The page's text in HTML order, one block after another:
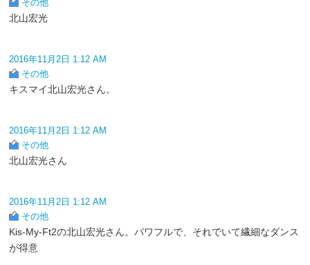
その他
北山宏光
2016年11月2日 1:12 AM
その他
キスマイ北山宏光さん。
2016年11月2日 1:12 AM
その他
北山宏光さん
2016年11月2日 1:12 AM
その他
Kis-My-Ft2の北山宏光さん。バワフルで、それでいて繊細なダンス
が得意